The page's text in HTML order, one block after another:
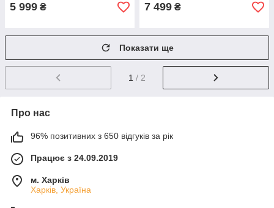
5 999 ₴ 7 499 ₴
Показати ще
1 / 2
Про нас
96% позитивних з 650 відгуків за рік
Працює з 24.09.2019
м. Харків
Харків, Україна